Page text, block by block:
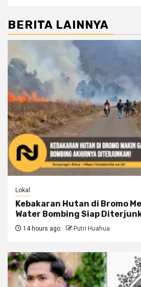
BERITA LAINNYA
Lokal
Kebakaran Hutan di Bromo
Water Bombing Siap
14 hours ago Putri Huahua